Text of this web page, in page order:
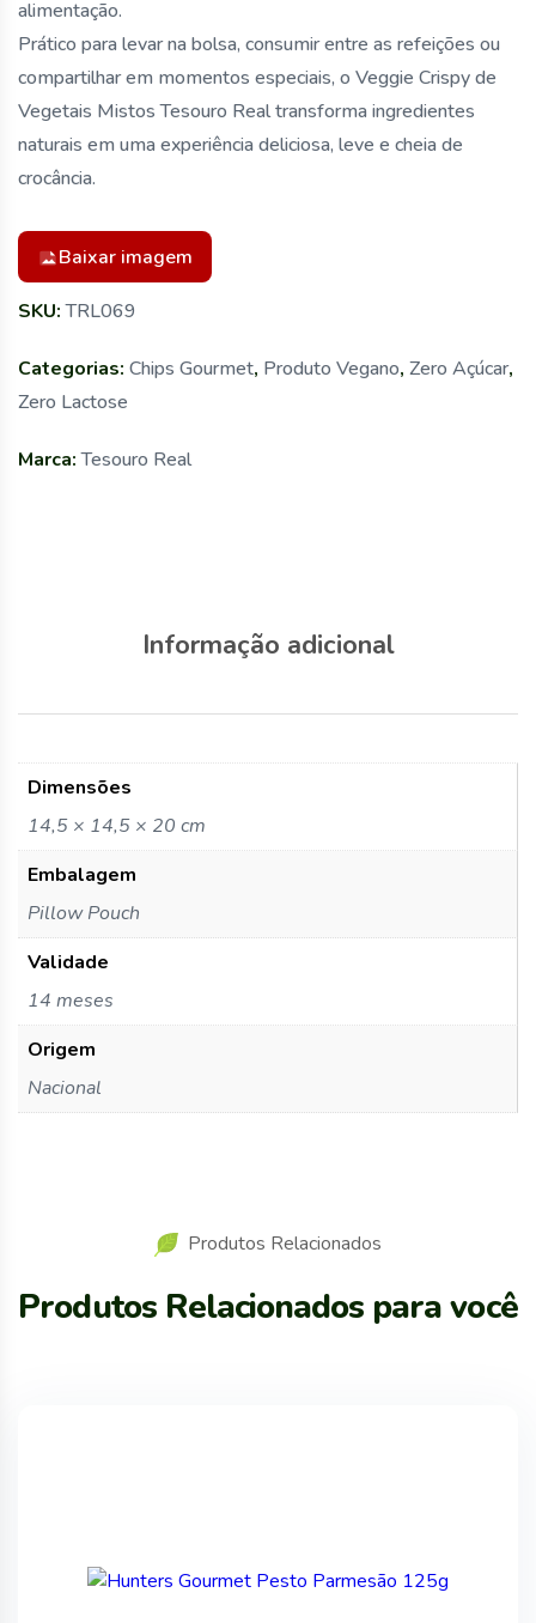
alimentação.
Prático para levar na bolsa, consumir entre as refeições ou
compartilhar em momentos especiais, o Veggie Crispy de
Vegetais Mistos Tesouro Real transforma ingredientes
naturais em uma experiência deliciosa, leve e cheia de
crocância.
Baixar imagem
SKU:TRL069
Categorias: Chips Gourmet, Produto Vegano, Zero Açúcar,
Zero Lactose
Marca:Tesouro Real
Informação adicional
Dimensões
14,5 × 14,5 × 20 cm
Embalagem
Pillow Pouch
Validade
14 meses
Origem
Nacional
Produtos Relacionados
Produtos Relacionados para você